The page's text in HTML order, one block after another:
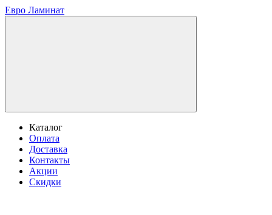
Евро Ламинат
Каталог
Оплата
Доставка
Контакты
Акции
Скидки